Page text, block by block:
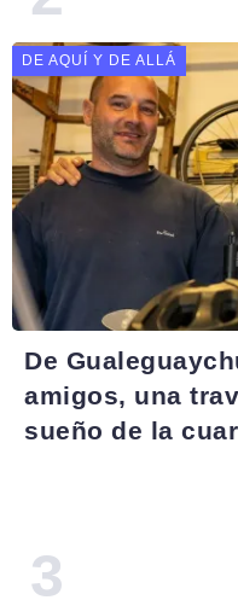
DE AQUÍ Y DE ALLÁ
De
amigos, una
sueño de la